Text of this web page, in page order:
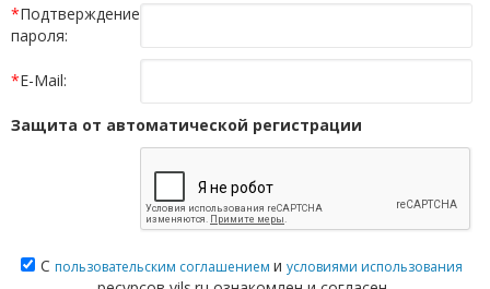
*Подтверждение
пароля:
*E-Mail:
Защита от автоматической регистрации
С пользовательским соглашением и условиями использования